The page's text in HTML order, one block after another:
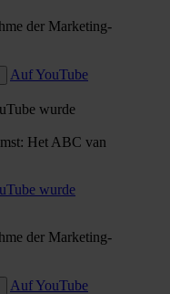
der Marketing-
Auf YouTube
wurde
Het ABC van
wurde
der Marketing-
Auf YouTube